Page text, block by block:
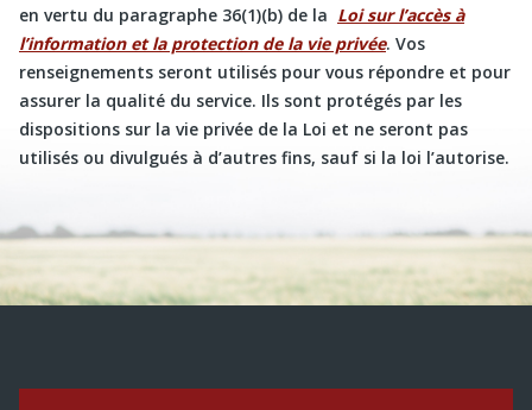
en vertu du paragraphe 36(1)(b) de la Loi sur l’accès à
l’information et la protection de la vie privée. Vos
renseignements seront utilisés pour vous répondre et pour
assurer la qualité du service. Ils sont protégés par les
dispositions sur la vie privée de la Loi et ne seront pas
utilisés ou divulgués à d’autres fins, sauf si la loi l’autorise.